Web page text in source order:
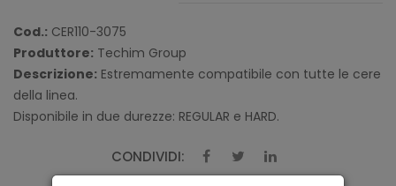
Cod.: CER110-3075
Produttore: Techim Group
Descrizione: Estremamente compatibile con tutte le cere
della linea.
Disponibile in due durezze: REGULAR e HARD.
CONDIVIDI: